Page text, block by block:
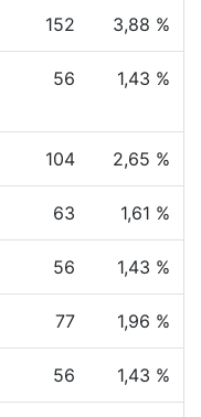
152 3,88 %
56 1,43 %
104 2,65 %
63 1,61 %
56 1,43 %
77 1,96 %
56 1,43 %